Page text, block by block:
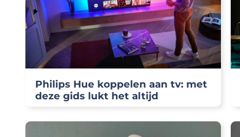
Philips Hue koppelen aan tv: met
deze gids lukt het altijd